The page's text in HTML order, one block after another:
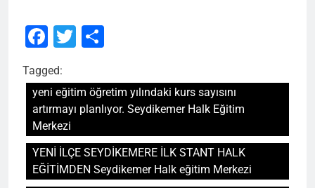
Facebook
Twitter
Tagged:
yeni eğitim öğretim yılındaki kurs sayısını
artırmayı planlıyor. Seydikemer Halk Eğitim
Merkezi
YENİ İLÇE SEYDİKEMERE İLK STANT HALK
EĞİTİMDEN Seydikemer Halk eğitim Merkezi